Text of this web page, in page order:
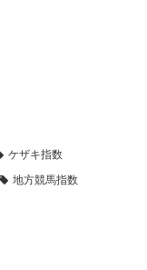
ケザキ指数
地方競馬指数